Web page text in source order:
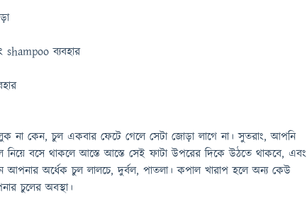
shampoo ব্যবহার
না কেন, চুল একবার ফেটে গেলে সেটা জোড়া লাগে না। সুতরাং, আপনি
নিয়ে বসে থাকলে আস্তে আস্তে সেই ফাটা উপরের দিকে উঠতে থাকবে, এবং
অর্ধেক চুল লালচে, দুর্বল, পাতলা। কপাল খারাপ হলে অন্য কেউ
চুলের অবস্থা।